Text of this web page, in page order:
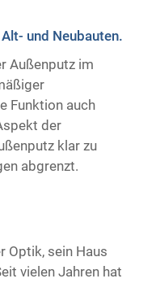
und Neubauten.
Außenputz im
Funktion auch
der
klar zu
abgrenzt.
Optik, sein Haus
vielen Jahren hat